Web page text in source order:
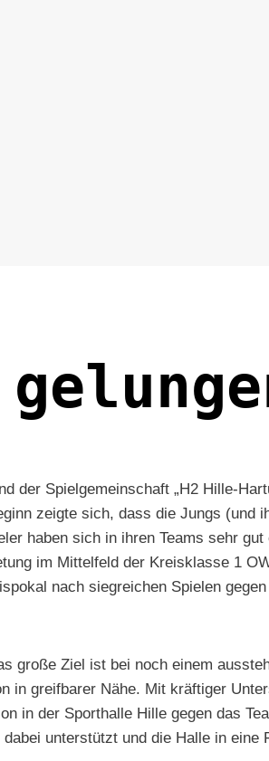
der Spielgemeinschaft „H2 Hille-
zeigte sich, dass die Jungs (und
haben sich in ihren Teams sehr
im Mittelfeld der Kreisklasse 1
nach siegreichen Spielen
große Ziel ist bei noch einem
in greifbarer Nähe. Mit kräftiger
in der Sporthalle Hille gegen das
unterstützt und die Halle in eine